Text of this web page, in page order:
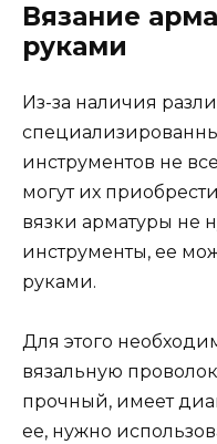
Вязание
руками
Из-за наличия
инструментов не
могут их
вязки арматуры не
инструменты, ее
руками.
Для этого
вязальную
прочный, имеет
ее, нужно